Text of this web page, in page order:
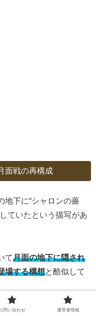
面戦の再構成
地下に“シャロンの薔
ていたという描写があ
て月面の地下に隠され
場する構想と酷似して
キシリアがグラナダ地下
問い合わせ 運営者情報